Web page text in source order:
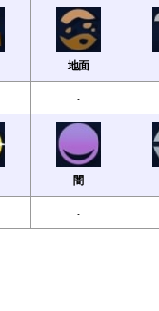
地面
-
闇
-